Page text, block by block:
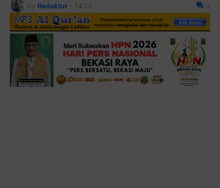
by Redaktur - 14.13 0